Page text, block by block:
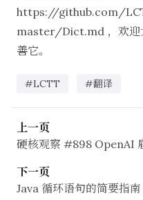
https://github.com/
master/Dict.md ，欢
善它。
#LCTT #翻译
上一页
硬核观察 #898 OpenAI
下一页
Java 循环语句的简要指南